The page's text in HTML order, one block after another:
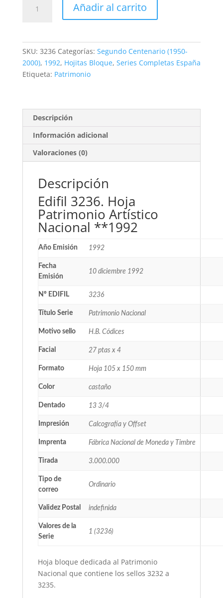
3236.
**1992
cantidad
Añadir al carrito
SKU: 3236 Categorías: Segundo Centenario (1950-
2000), 1992, Hojitas Bloque, Series Completas España
Etiqueta: Patrimonio
Descripción
Información adicional
Valoraciones (0)
Descripción
Edifil 3236. Hoja
Patrimonio Artístico
Nacional **1992
Año Emisión 1992
Fecha
Emisión
10 diciembre 1992
Nº EDIFIL 3236
Título Serie Patrimonio Nacional
Motivo sello H.B. Códices
Facial 27 ptas x 4
Formato Hoja 105 x 150 mm
Color castaño
Dentado 13 3/4
Impresión Calcografía y Offset
Imprenta Fábrica Nacional de Moneda y Timbre
Tirada 3.000.000
Tipo de
correo
Ordinario
Validez Postal indefinida
Valores de la
Serie
1 (3236)
Hoja bloque dedicada al Patrimonio
Nacional que contiene los sellos 3232 a
3235.